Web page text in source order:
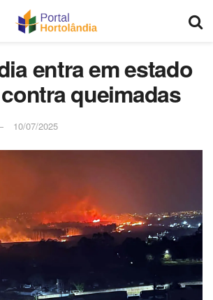
entra em estado
queimadas
10/07/2025